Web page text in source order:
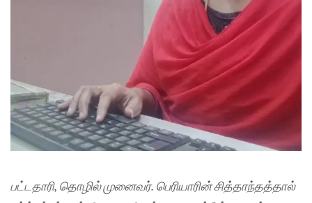
பட்டதாரி, தொழில் முனைவர். பெரியாரின் சித்தாந்தத்தால்